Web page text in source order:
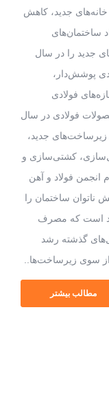
جدید، کاهش
ساختمان‌‌های
جدید را در سال
پوشش‌دار،
فولادی
فولادی در سال
زیرساخت‌های جدید،
کشتی‌سازی و
انجمن فولاد و آهن
ناتوان ساختمان را
است که مصرف
گذشته رشد
سوی زیرساخت‌ها..
مطالب بیشتر